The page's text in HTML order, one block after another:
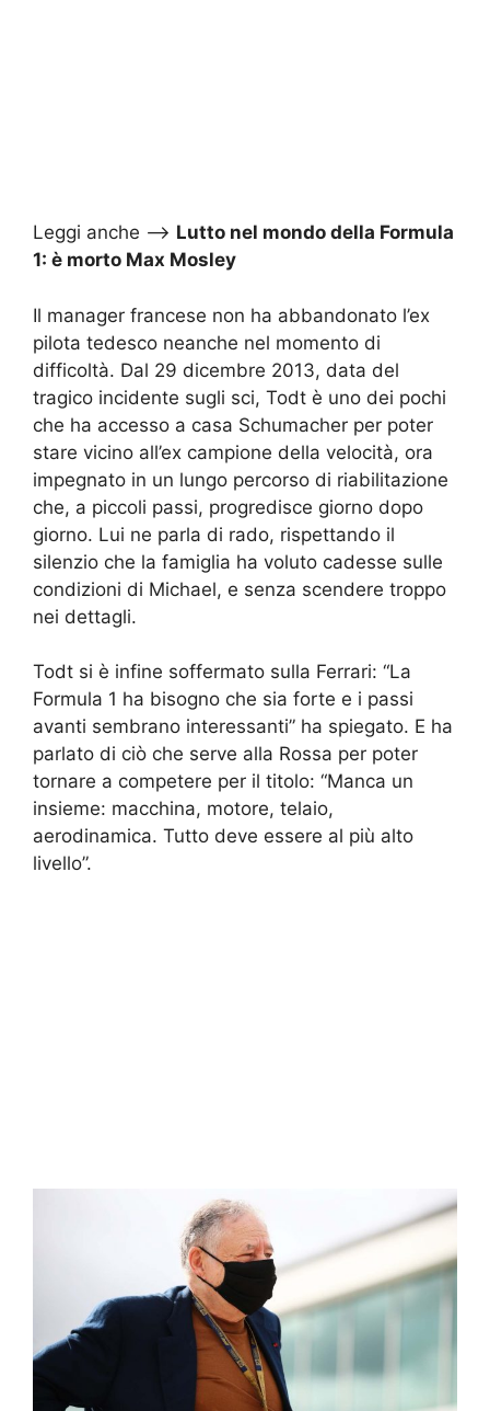
Leggi anche –> Lutto nel mondo della Formula
1: è morto Max Mosley
Il manager francese non ha abbandonato l’ex
pilota tedesco neanche nel momento di
difficoltà. Dal 29 dicembre 2013, data del
tragico incidente sugli sci, Todt è uno dei pochi
che ha accesso a casa Schumacher per poter
stare vicino all’ex campione della velocità, ora
impegnato in un lungo percorso di riabilitazione
che, a piccoli passi, progredisce giorno dopo
giorno. Lui ne parla di rado, rispettando il
silenzio che la famiglia ha voluto cadesse sulle
condizioni di Michael, e senza scendere troppo
nei dettagli.
Todt si è infine soffermato sulla Ferrari: “La
Formula 1 ha bisogno che sia forte e i passi
avanti sembrano interessanti” ha spiegato. E ha
parlato di ciò che serve alla Rossa per poter
tornare a competere per il titolo: “Manca un
insieme: macchina, motore, telaio,
aerodinamica. Tutto deve essere al più alto
livello”.